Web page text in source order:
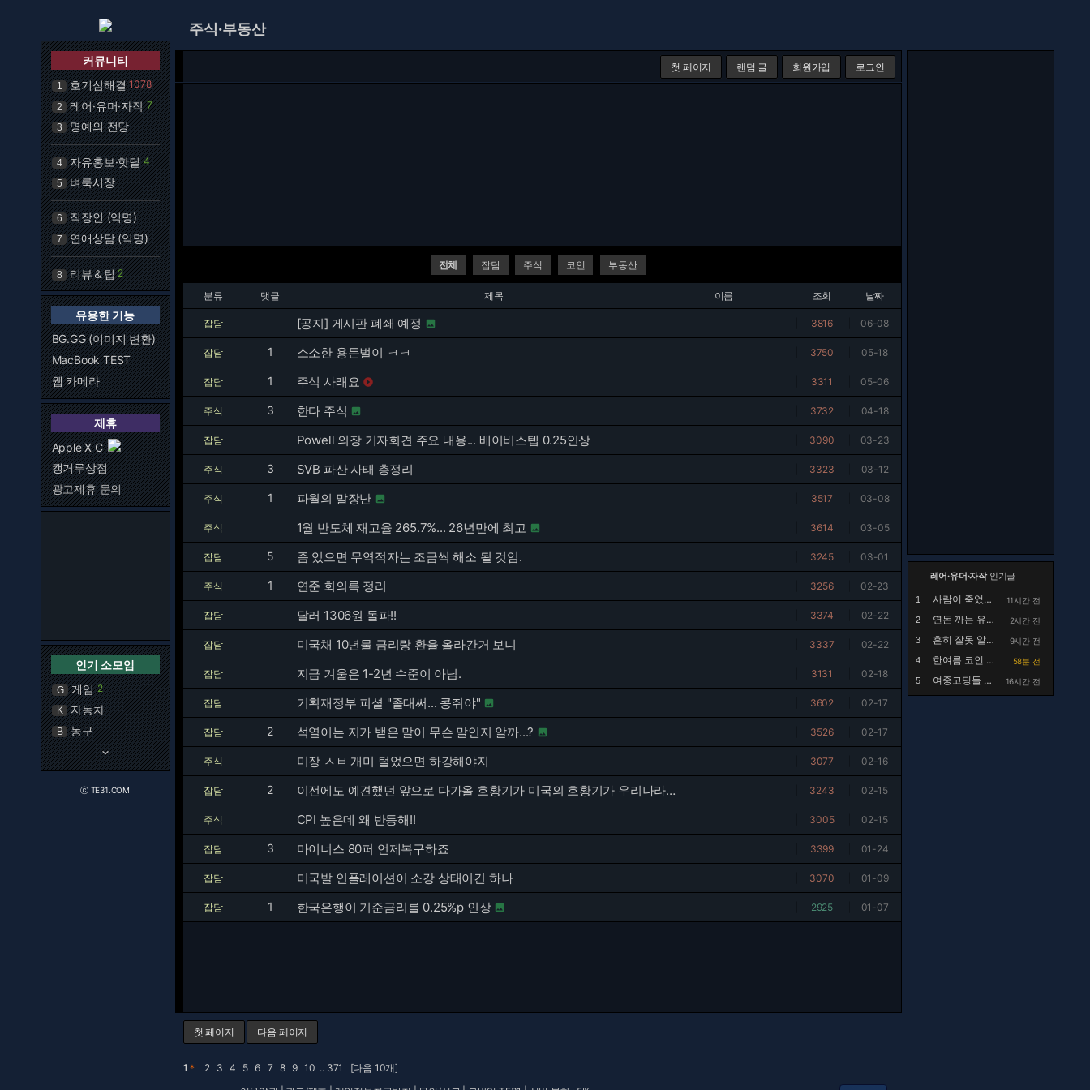
커뮤니티
1 호기심해결 1078
2 레어·유머·자작 7
3 명예의 전당
4 자유홍보·핫딜 4
5 벼룩시장
6 직장인 (익명)
7 연애상담 (익명)
8 리뷰＆팁 2
유용한 기능
BG.GG (이미지 변환)
MacBook TEST
웹 카메라
제휴
Apple X C
캥거루상점
광고제휴 문의
인기 소모임
G 게임 2
K 자동차
B 농구
keyboard_arrow_down
ⓒ TE31.COM
주식·부동산
첫 페이지 랜덤 글 회원가입 로그인
전체 잡담 주식 코인 부동산
분류 댓글 제목 이름 조회 날짜
잡담 [공지] 게시판 폐쇄 예정  3816 06-08
잡담 1 소소한 용돈벌이 ㅋㅋ 3750 05-18
잡담 1 주식 사래요  3311 05-06
주식 3 한다 주식  3732 04-18
잡담 Powell 의장 기자회견 주요 내용... 베이비스텝 0.25인상 3090 03-23
주식 3 SVB 파산 사태 총정리 3323 03-12
주식 1 파월의 말장난  3517 03-08
주식 1월 반도체 재고율 265.7%... 26년만에 최고  3614 03-05
잡담 5 좀 있으면 무역적자는 조금씩 해소 될 것임. 3245 03-01
주식 1 연준 회의록 정리 3256 02-23
잡담 달러 1306원 돌파!! 3374 02-22
잡담 미국채 10년물 금리랑 환율 올라간거 보니 3337 02-22
잡담 지금 겨울은 1-2년 수준이 아님. 3131 02-18
잡담 기획재정부 피셜 "졸대써... 콩쥐야"  3602 02-17
잡담 2 석열이는 지가 뱉은 말이 무슨 말인지 알까...?  3526 02-17
주식 미장 ㅅㅂ 개미 털었으면 하강해야지 3077 02-16
잡담 2 이전에도 예견했던 앞으로 다가올 호황기가 미국의 호황기가 우리나라에게는 문제임 3243 02-15
주식 CPI 높은데 왜 반등해!! 3005 02-15
잡담 3 마이너스 80퍼 언제복구하죠 3399 01-24
잡담 미국발 인플레이션이 소강 상태이긴 하나 3070 01-09
잡담 1 한국은행이 기준금리를 0.25%p 인상  2925 01-07
첫 페이지 다음 페이지
1 ＊ 2 3 4 5 6 7 8 9 10 ..371
[다음 10개]
레어·유머·자작인기글
1 사람이 죽었는데 드립 치는건 좀 아닌듯
11시간 전
2
연돈 까는 유튜브 댓글
2시간 전
3
흔히 잘못 알고있는 행주대첩의 실체
9시간 전
4
한여름 코인 세탁소에서 목격했던 사건.manhwa
58분 전
5
여중고딩들 사이에 핫하다는 집사카페 16시간 전